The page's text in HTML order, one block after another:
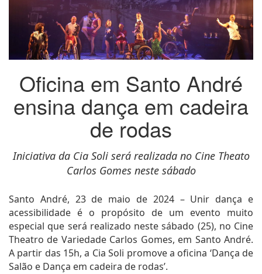
Oficina em Santo André
ensina dança em cadeira
de rodas
Iniciativa da Cia Soli será realizada no Cine Theato
Carlos Gomes neste sábado
Santo André, 23 de maio de 2024 – Unir dança e
acessibilidade é o propósito de um evento muito
especial que será realizado neste sábado (25), no Cine
Theatro de Variedade Carlos Gomes, em Santo André.
A partir das 15h, a Cia Soli promove a oficina ‘Dança de
Salão e Dança em cadeira de rodas’.